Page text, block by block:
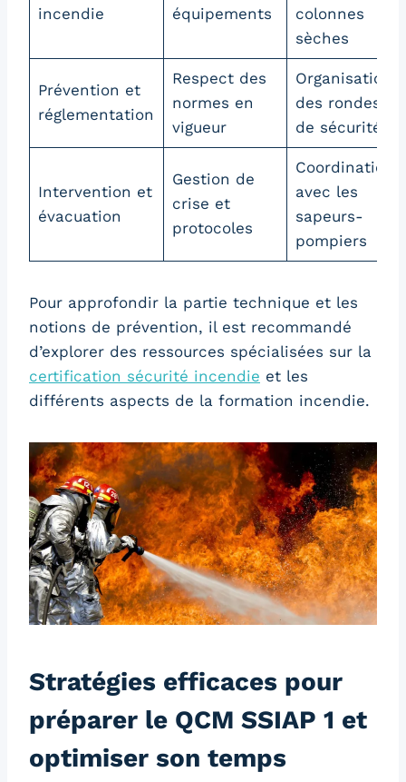
incendie
équipements
colonnes
sèches
Prévention et
réglementation
Respect des
normes en
vigueur
Organisation
des rondes
de sécurité
Intervention et
évacuation
Gestion de
crise et
protocoles
Coordination
avec les
sapeurs-
pompiers
Pour approfondir la partie technique et les
notions de prévention, il est recommandé
d’explorer des ressources spécialisées sur la
certification sécurité incendie et les
différents aspects de la formation incendie.
Stratégies efficaces pour
préparer le QCM SSIAP 1 et
optimiser son temps